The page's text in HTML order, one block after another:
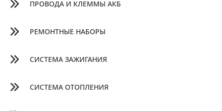
ПРОВОДА И КЛЕММЫ АКБ
РЕМОНТНЫЕ НАБОРЫ
СИСТЕМА ЗАЖИГАНИЯ
СИСТЕМА ОТОПЛЕНИЯ